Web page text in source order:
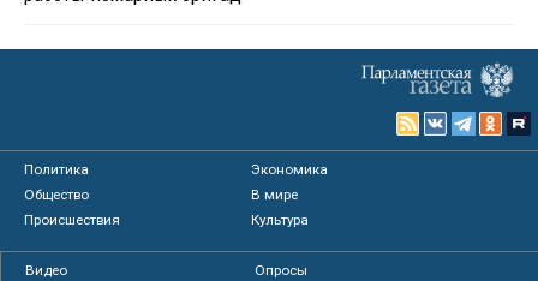
Политика
Экономика
Общество
В мире
Происшествия
Культура
Видео
Опросы